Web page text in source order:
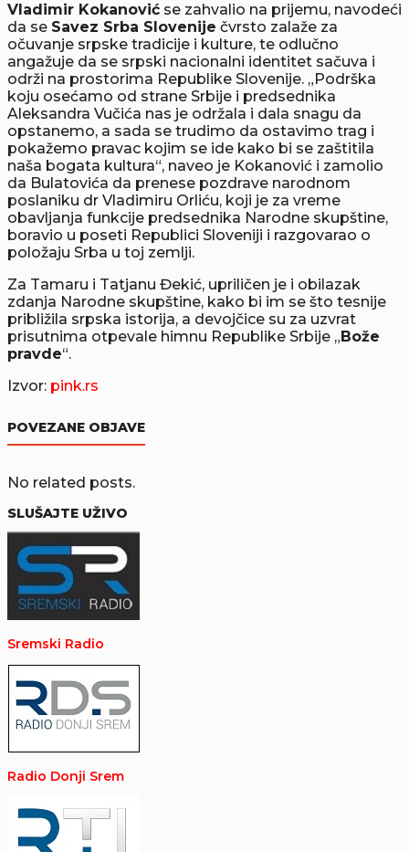
Vladimir Kokanović se zahvalio na prijemu, navodeći
da se Savez Srba Slovenije čvrsto zalaže za
očuvanje srpske tradicije i kulture, te odlučno
angažuje da se srpski nacionalni identitet sačuva i
održi na prostorima Republike Slovenije. „Podrška
koju osećamo od strane Srbije i predsednika
Aleksandra Vučića nas je održala i dala snagu da
opstanemo, a sada se trudimo da ostavimo trag i
pokažemo pravac kojim se ide kako bi se zaštitila
naša bogata kultura“, naveo je Kokanović i zamolio
da Bulatovića da prenese pozdrave narodnom
poslaniku dr Vladimiru Orliću, koji je za vreme
obavljanja funkcije predsednika Narodne skupštine,
boravio u poseti Republici Sloveniji i razgovarao o
položaju Srba u toj zemlji.
Za Tamaru i Tatjanu Đekić, upriličen je i obilazak
zdanja Narodne skupštine, kako bi im se što tesnije
približila srpska istorija, a devojčice su za uzvrat
prisutnima otpevale himnu Republike Srbije „Bože
pravde“.
Izvor: pink.rs
POVEZANE OBJAVE
No related posts.
SLUŠAJTE UŽIVO
Sremski Radio
Radio Donji Srem